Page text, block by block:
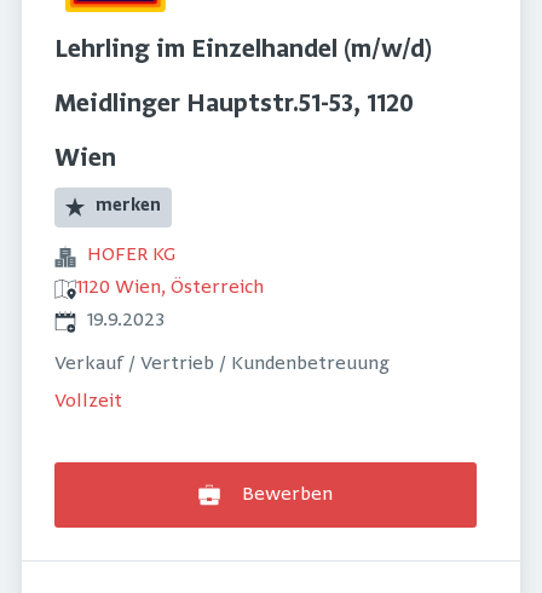
Lehrling im Einzelhandel (m/w/d)
Meidlinger Hauptstr.51-53, 1120
Wien
merken
HOFER KG
1120 Wien, Österreich
Veröffentlicht
19.9.2023
Verkauf / Vertrieb / Kundenbetreuung
Vollzeit
Bewerben